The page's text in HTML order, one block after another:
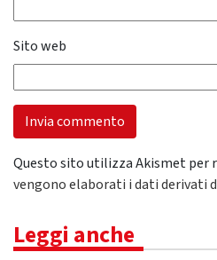
Sito web
Questo sito utilizza Akismet per
vengono elaborati i dati derivati
Leggi anche